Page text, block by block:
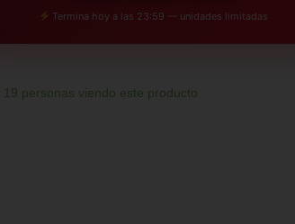
Termina hoy a las 23:59 — unidades limitadas
19 personas viendo este producto